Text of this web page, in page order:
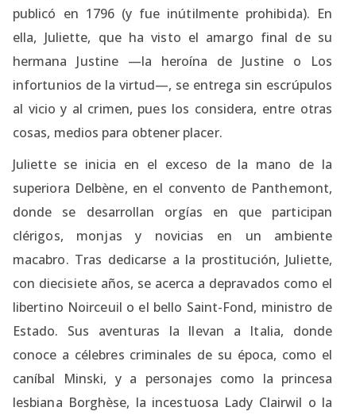
publicó en 1796 (y fue inútilmente prohibida). En
ella, Juliette, que ha visto el amargo final de su
hermana Justine —la heroína de Justine o Los
infortunios de la virtud—, se entrega sin escrúpulos
al vicio y al crimen, pues los considera, entre otras
cosas, medios para obtener placer.
Juliette se inicia en el exceso de la mano de la
superiora Delbène, en el convento de Panthemont,
donde se desarrollan orgías en que participan
clérigos, monjas y novicias en un ambiente
macabro. Tras dedicarse a la prostitución, Juliette,
con diecisiete años, se acerca a depravados como el
libertino Noirceuil o el bello Saint-Fond, ministro de
Estado. Sus aventuras la llevan a Italia, donde
conoce a célebres criminales de su época, como el
caníbal Minski, y a personajes como la princesa
lesbiana Borghèse, la incestuosa Lady Clairwil o la